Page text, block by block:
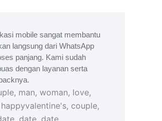
mobile sangat membantu
langsung dari WhatsApp
panjang. Kami sudah
dengan layanan serta